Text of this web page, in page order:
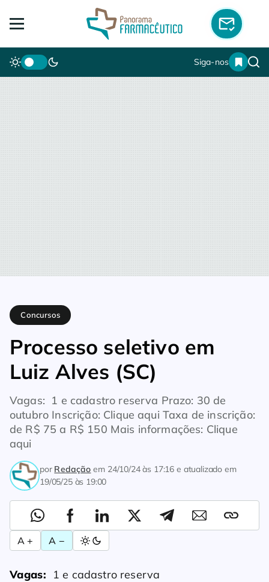
Siga-nos
Home Concursos
Concursos
Processo seletivo em
Luiz Alves (SC)
Vagas: 1 e cadastro reserva Prazo: 30 de
outubro Inscrição: Clique aqui Taxa de inscrição:
de R$ 75 a R$ 150 Mais informações: Clique
aqui
por Redação em 24/10/24 às 17:16 e atualizado em
19/05/25 às 19:00
A + A −
Vagas: 1 e cadastro reserva